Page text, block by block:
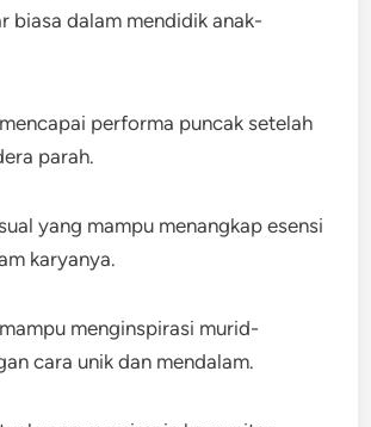
biasa dalam mendidik anak-
performa puncak setelah
parah.
yang mampu menangkap esensi
karyanya.
menginspirasi murid-
cara unik dan mendalam.